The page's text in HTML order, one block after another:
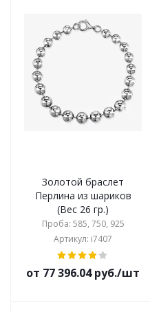
Золотой браслет
Перлина из шариков
(Вес 26 гр.)
Проба: 585, 750, 925
Артикул: i7407
от 77 396.04 руб./шт